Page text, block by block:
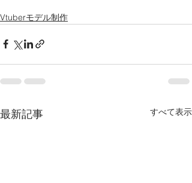
Vtuberモデル制作
最新記事 すべて表示